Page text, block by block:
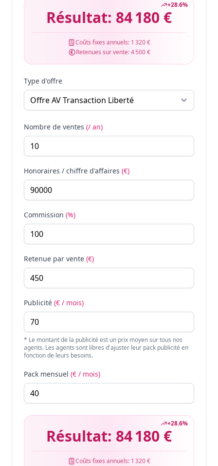
+28.6%
Résultat: 84 180 €
Coûts fixes annuels: 1 320 €
Retenues sur vente:4 500 €
Type d'offre
Nombre de ventes (/ an)
Honoraires / chiffre d'affaires (€)
Commission (%)
Retenue par vente (€)
Publicité (€ / mois)
* Le montant de la publicité est un prix moyen sur tous nos
agents. Les agents sont libres d'ajuster leur pack publicité en
fonction de leurs besoins.
Pack mensuel (€ / mois)
+28.6%
Résultat: 84 180 €
Coûts fixes annuels: 1 320 €